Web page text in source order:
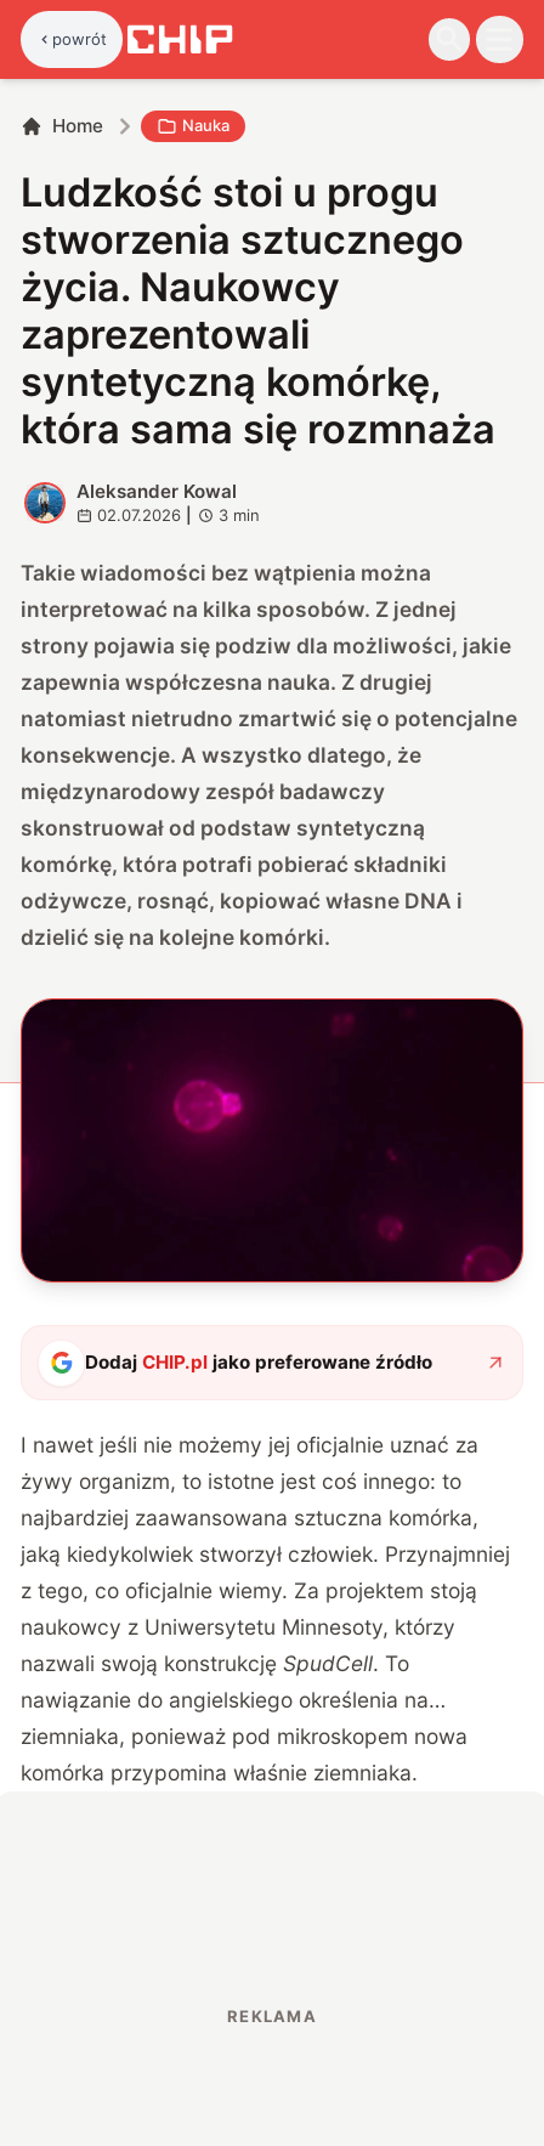
powrót
Home Nauka
Ludzkość stoi u progu
stworzenia sztucznego
życia. Naukowcy
zaprezentowali
syntetyczną komórkę,
która sama się rozmnaża
A
Aleksander Kowal
02.07.2026 3 min
Takie wiadomości bez wątpienia można
interpretować na kilka sposobów. Z jednej
strony pojawia się podziw dla możliwości, jakie
zapewnia współczesna nauka. Z drugiej
natomiast nietrudno zmartwić się o potencjalne
konsekwencje. A wszystko dlatego, że
międzynarodowy zespół badawczy
skonstruował od podstaw syntetyczną
komórkę, która potrafi pobierać składniki
odżywcze, rosnąć, kopiować własne DNA i
dzielić się na kolejne komórki.
DodajCHIP.pl jako preferowane źródło
I nawet jeśli nie możemy jej oficjalnie uznać za
żywy organizm, to istotne jest coś innego: to
najbardziej zaawansowana sztuczna komórka,
jaką kiedykolwiek stworzył człowiek. Przynajmniej
z tego, co oficjalnie wiemy. Za projektem stoją
naukowcy z Uniwersytetu Minnesoty, którzy
nazwali swoją konstrukcjęSpudCell.To
nawiązanie do angielskiego określenia na…
ziemniaka, ponieważ pod mikroskopem nowa
komórka przypomina właśnie ziemniaka.